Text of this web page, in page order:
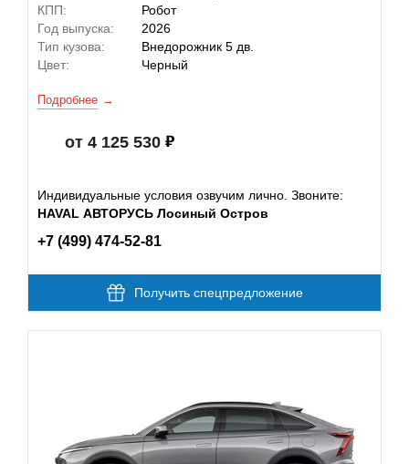
КПП:
Робот
Год выпуска:
2026
Тип кузова:
Внедорожник 5 дв.
Цвет:
Черный
Подробнее
от 4 125 530
Индивидуальные условия озвучим лично. Звоните:
HAVAL АВТОРУСЬ Лосиный Остров
+7 (499) 474-52-81
Получить спецпредложение